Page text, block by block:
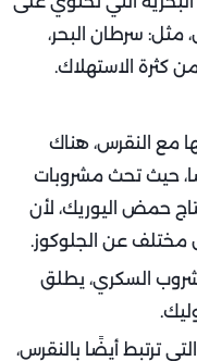
مثل: سرطان البحر،
كثرة الاستهلاك.
مع النقرس، هناك
حيث تحث مشروبات
حمض اليوريك، لأن
مختلف عن الجلوكوز.
السكري، يطلق
ترتبط أيضًا بالنقرس،